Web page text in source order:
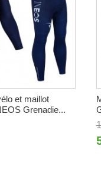
et maillot
Grenadie...